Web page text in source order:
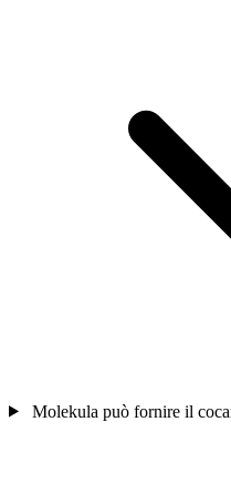
Molekula può fornire il